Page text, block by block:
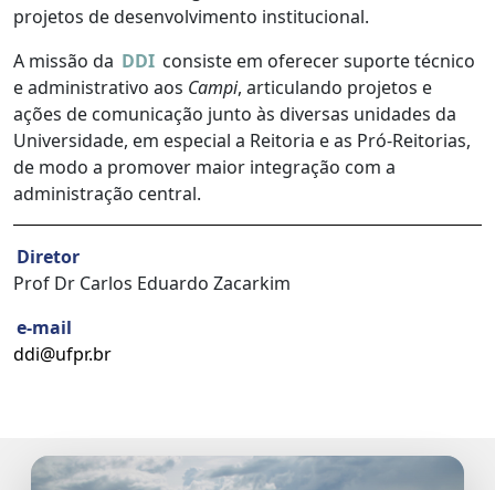
projetos de desenvolvimento institucional.
A missão da DDI consiste em oferecer suporte técnico
e administrativo aos Campi, articulando projetos e
ações de comunicação junto às diversas unidades da
Universidade, em especial a Reitoria e as Pró-Reitorias,
de modo a promover maior integração com a
administração central.
Diretor
Prof Dr Carlos Eduardo Zacarkim
e-mail
ddi@ufpr.br